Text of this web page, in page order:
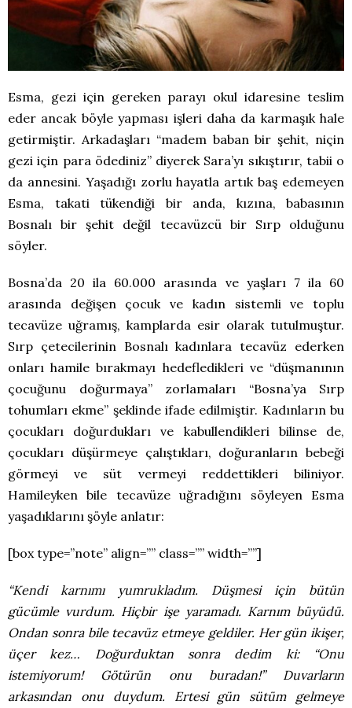
Esma, gezi için gereken parayı okul idaresine teslim
eder ancak böyle yapması işleri daha da karmaşık hale
getirmiştir. Arkadaşları “madem baban bir şehit, niçin
gezi için para ödediniz” diyerek Sara’yı sıkıştırır, tabii o
da annesini. Yaşadığı zorlu hayatla artık baş edemeyen
Esma, takati tükendiği bir anda, kızına, babasının
Bosnalı bir şehit değil tecavüzcü bir Sırp olduğunu
söyler.
Bosna’da 20 ila 60.000 arasında ve yaşları 7 ila 60
arasında değişen çocuk ve kadın sistemli ve toplu
tecavüze uğramış, kamplarda esir olarak tutulmuştur.
Sırp çetecilerinin Bosnalı kadınlara tecavüz ederken
onları hamile bırakmayı hedefledikleri ve “düşmanının
çocuğunu doğurmaya” zorlamaları “Bosna’ya Sırp
tohumları ekme” şeklinde ifade edilmiştir. Kadınların bu
çocukları doğurdukları ve kabullendikleri bilinse de,
çocukları düşürmeye çalıştıkları, doğuranların bebeği
görmeyi ve süt vermeyi reddettikleri biliniyor.
Hamileyken bile tecavüze uğradığını söyleyen Esma
yaşadıklarını şöyle anlatır:
[box type=”note” align=”” class=”” width=””]
“Kendi karnımı yumrukladım. Düşmesi için bütün
gücümle vurdum. Hiçbir işe yaramadı. Karnım büyüdü.
Ondan sonra bile tecavüz etmeye geldiler. Her gün ikişer,
üçer kez… Doğurduktan sonra dedim ki: “Onu
istemiyorum! Götürün onu buradan!” Duvarların
arkasından onu duydum. Ertesi gün sütüm gelmeye